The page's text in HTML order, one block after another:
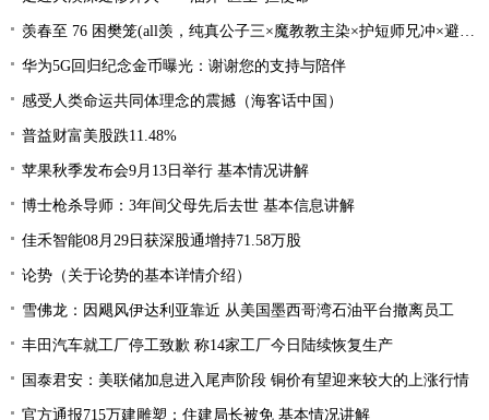
羡春至 76 困樊笼(all羡，纯真公子三×魔教教主染×护短师兄冲×避世温柔影×贪财白莲羡）
华为5G回归纪念金币曝光：谢谢您的支持与陪伴
感受人类命运共同体理念的震撼（海客话中国）
普益财富美股跌11.48%
苹果秋季发布会9月13日举行 基本情况讲解
博士枪杀导师：3年间父母先后去世 基本信息讲解
佳禾智能08月29日获深股通增持71.58万股
论势（关于论势的基本详情介绍）
雪佛龙：因飓风伊达利亚靠近 从美国墨西哥湾石油平台撤离员工
丰田汽车就工厂停工致歉 称14家工厂今日陆续恢复生产
国泰君安：美联储加息进入尾声阶段 铜价有望迎来较大的上涨行情
官方通报715万建雕塑：住建局长被免 基本情况讲解